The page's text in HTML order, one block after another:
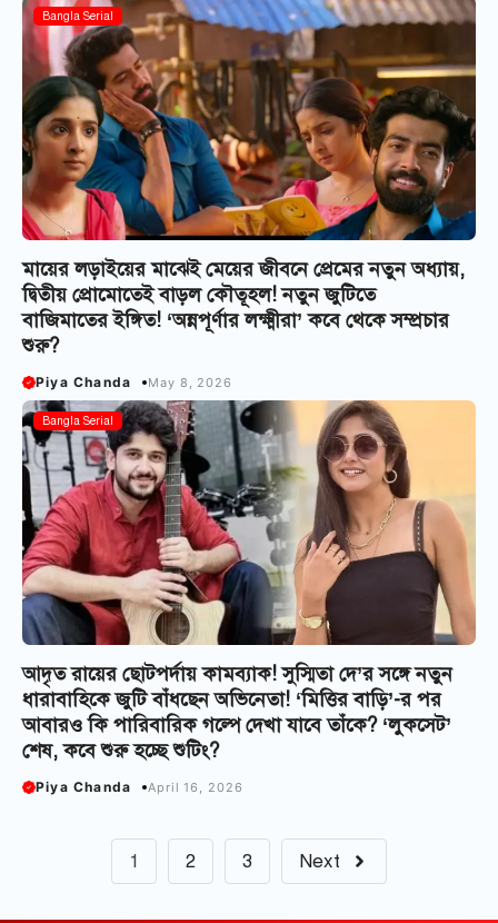
Bangla Serial
মায়ের লড়াইয়ের মাঝেই মেয়ের জীবনে প্রেমের নতুন অধ্যায়,
দ্বিতীয় প্রোমোতেই বাড়ল কৌতূহল! নতুন জুটিতে
বাজিমাতের ইঙ্গিত! ‘অন্নপূর্ণার লক্ষ্মীরা’ কবে থেকে সম্প্রচার
শুরু?
Piya Chanda May 8, 2026
Bangla Serial
আদৃত রায়ের ছোটপর্দায় কামব্যাক! সুস্মিতা দে’র সঙ্গে নতুন
ধারাবাহিকে জুটি বাঁধছেন অভিনেতা! ‘মিত্তির বাড়ি’-র পর
আবারও কি পারিবারিক গল্পে দেখা যাবে তাঁকে? ‘লুকসেট’
শেষ, কবে শুরু হচ্ছে শুটিং?
Piya Chanda April 16, 2026
1 2 3 Next